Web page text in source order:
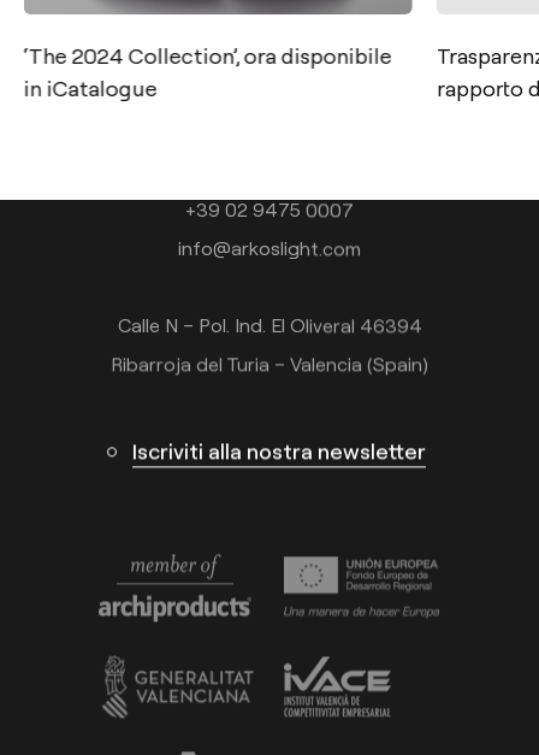
‘The 2024 Collection’, ora disponibile
in iCatalogue
rapporto
+39 02 9475 0007
info@arkoslight.com
Calle N – Pol. Ind. El Oliveral 46394
Ribarroja del Turia – Valencia (Spain)
Iscriviti alla nostra newsletter